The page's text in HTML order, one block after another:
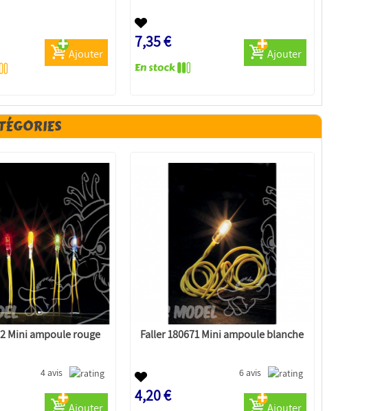
Ajouter
7,35 €
Ajouter
Mini ampoule rouge
4 avis
Ajouter
Faller 180671 Mini ampoule blanche
6 avis
4,20 €
Ajouter